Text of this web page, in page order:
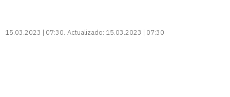
15.03.2023 | 07:30 Actualizado: 15.03.2023 | 07:30